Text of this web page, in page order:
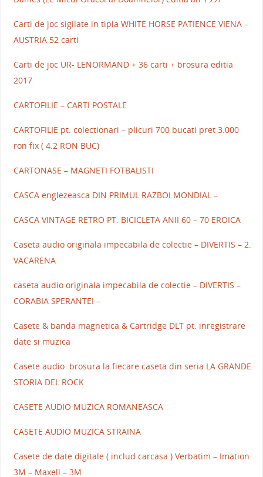
Carti de joc sigilate in tipla WHITE HORSE PATIENCE VIENA –
AUSTRIA 52 carti
Carti de joc UR- LENORMAND + 36 carti + brosura editia
2017
CARTOFILIE – CARTI POSTALE
CARTOFILIE pt. colectionari – plicuri 700 bucati pret 3.000
ron fix ( 4.2 RON BUC)
CARTONASE – MAGNETI FOTBALISTI
CASCA englezeasca DIN PRIMUL RAZBOI MONDIAL –
CASCA VINTAGE RETRO PT. BICICLETA ANII 60 – 70 EROICA
Caseta audio originala impecabila de colectie – DIVERTIS – 2.
VACARENA
caseta audio originala impecabila de colectie – DIVERTIS –
CORABIA SPERANTEI –
Casete & banda magnetica & Cartridge DLT pt. inregistrare
date si muzica
Casete audio brosura la fiecare caseta din seria LA GRANDE
STORIA DEL ROCK
CASETE AUDIO MUZICA ROMANEASCA
CASETE AUDIO MUZICA STRAINA
Casete de date digitale ( includ carcasa ) Verbatim – Imation
3M – Maxell – 3M